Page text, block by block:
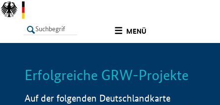
MENÜ
LISTE Info
Erfolgreiche GRW-Projekte
Auf der folgenden Deutschlandkarte